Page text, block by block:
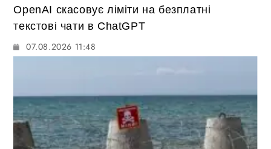
OpenAI скасовує ліміти на безплатні
текстові чати в ChatGPT
07.08.2026 11:48